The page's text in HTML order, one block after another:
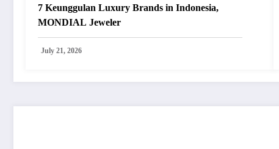
7 Keunggulan Luxury Brands in Indonesia,
MONDIAL Jeweler
July 21, 2026